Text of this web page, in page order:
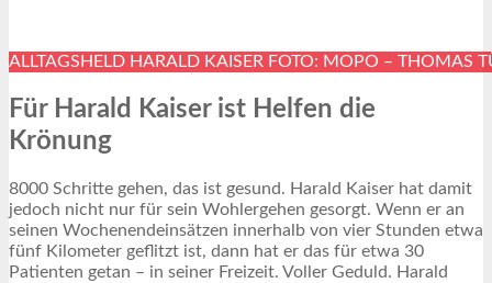
ALLTAGSHELD HARALD KAISER FOTO: MOPO – THOMAS
Für Harald Kaiser ist Helfen die
Krönung
8000 Schritte gehen, das ist gesund. Harald Kaiser hat damit
jedoch nicht nur für sein Wohlergehen gesorgt. Wenn er an
seinen Wochenendeinsätzen innerhalb von vier Stunden etwa
fünf Kilometer geflitzt ist, dann hat er das für etwa 30
Patienten getan – in seiner Freizeit. Voller Geduld. Harald